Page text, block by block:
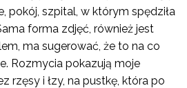
pokój, szpital, w którym spędziła
forma zdjęć, również jest
ma sugerować, że to na co
Rozmycia pokazują moje
rzęsy i łzy, na pustkę, która po